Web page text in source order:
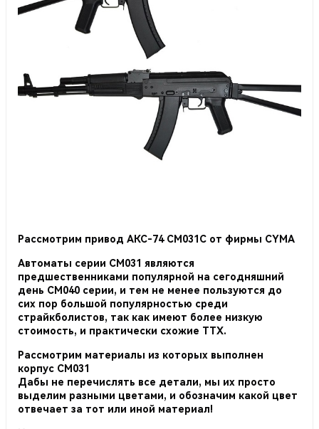
Рассмотрим привод АКС-74 CM031C от фирмы CYMA
Автоматы серии СМ031 являются
предшественниками популярной на сегодняшний
день СМ040 серии, и тем не менее пользуются до
сих пор большой популярностью среди
страйкболистов, так как имеют более низкую
стоимость, и практически схожие ТТХ.
Рассмотрим материалы из которых выполнен
корпус СМ031
Дабы не перечислять все детали, мы их просто
выделим разными цветами, и обозначим какой цвет
отвечает за тот или иной материал!